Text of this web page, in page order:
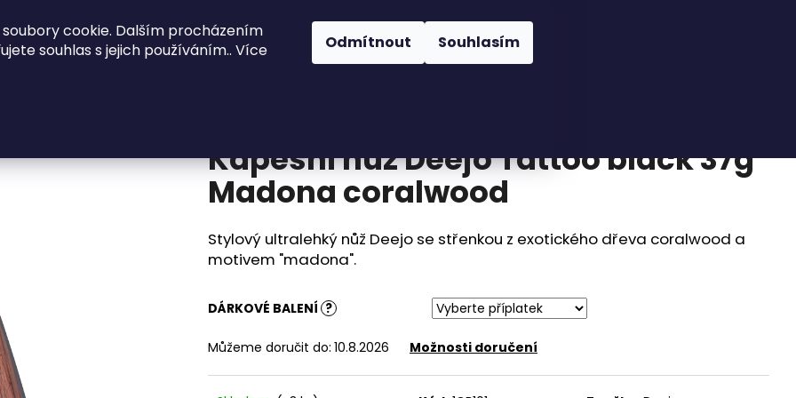
cookie. Dalším procházením
souhlas s jejich používáním.. Více
Odmítnout Souhlasím
Kuchyně a stolování Akinod Příslušenství
Kapesní nůž Deejo Tattoo black 37g
Madona coralwood
Stylový ultralehký nůž Deejo se střenkou z exotického dřeva coralwood a
motivem "madona".
DÁRKOVÉ BALENÍ ?
Můžeme doručit do: 10.8.2026 Možnosti doručení
HLEDAT
NŮŽ DEEJO BLACK 27G